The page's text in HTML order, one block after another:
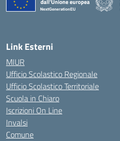
Link Esterni
MIUR
Ufficio Scolastico Regionale
Ufficio Scolastico Territoriale
Scuola in Chiaro
Iscrizioni On Line
Invalsi
Comune